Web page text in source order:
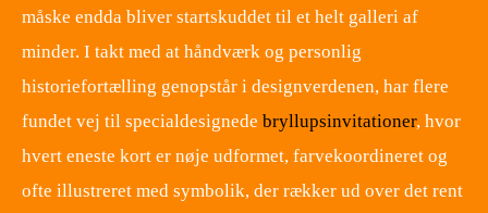
måske endda bliver startskuddet til et helt galleri af
minder. I takt med at håndværk og personlig
historiefortælling genopstår i designverdenen, har flere
fundet vej til specialdesignede bryllupsinvitationer, hvor
hvert eneste kort er nøje udformet, farvekoordineret og
ofte illustreret med symbolik, der rækker ud over det rent